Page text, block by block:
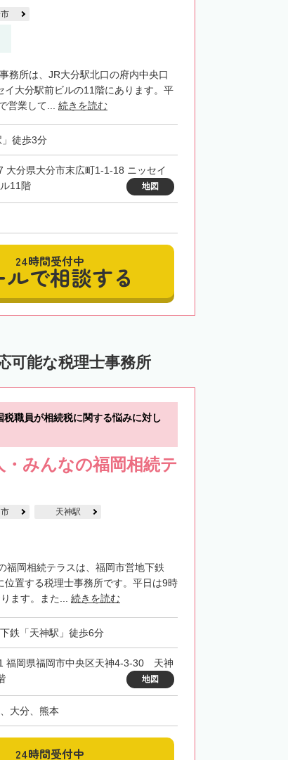
務所は、JR大分駅北口の府内中央口
イ大分駅前ビルの11階にあります。平
営業して... 続きを読む
徒歩3分
大分県大分市末広町1-1-18 ニッセイ
11階
地図
24時間受付中
ルで相談する
可能な税理士事務所
税職員が相続税に関する悩みに対し
・みんなの福岡相続テ
天神駅
福岡相続テラスは、福岡市営地下鉄
位置する税理士事務所です。平日は9時
ます。また... 続きを読む
鉄「天神駅」徒歩6分
福岡県福岡市中央区天神4-3-30 天神
地図
大分、熊本
24時間受付中